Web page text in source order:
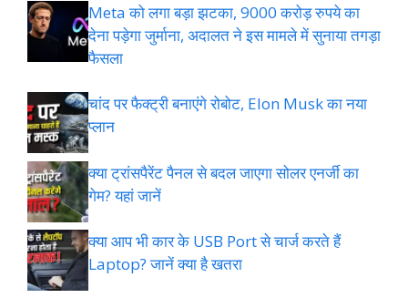
Meta को लगा बड़ा झटका, 9000 करोड़ रुपये का
देना पड़ेगा जुर्माना, अदालत ने इस मामले में सुनाया तगड़ा
फैसला
चांद पर फैक्ट्री बनाएंगे रोबोट, Elon Musk का नया
प्लान
क्या ट्रांसपैरेंट पैनल से बदल जाएगा सोलर एनर्जी का
गेम? यहां जानें
क्या आप भी कार के USB Port से चार्ज करते हैं
Laptop? जानें क्या है खतरा